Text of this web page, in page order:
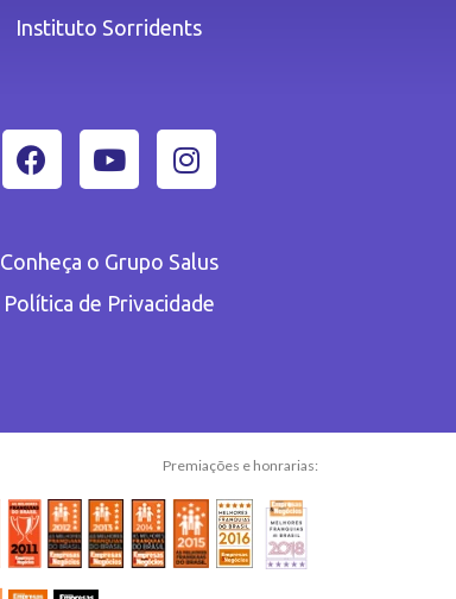
Instituto Sorridents
Conheça o Grupo Salus
Política de Privacidade
Premiações e honrarias: